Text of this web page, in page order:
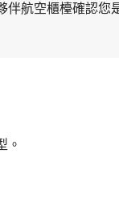
航空櫃檯確認您
。